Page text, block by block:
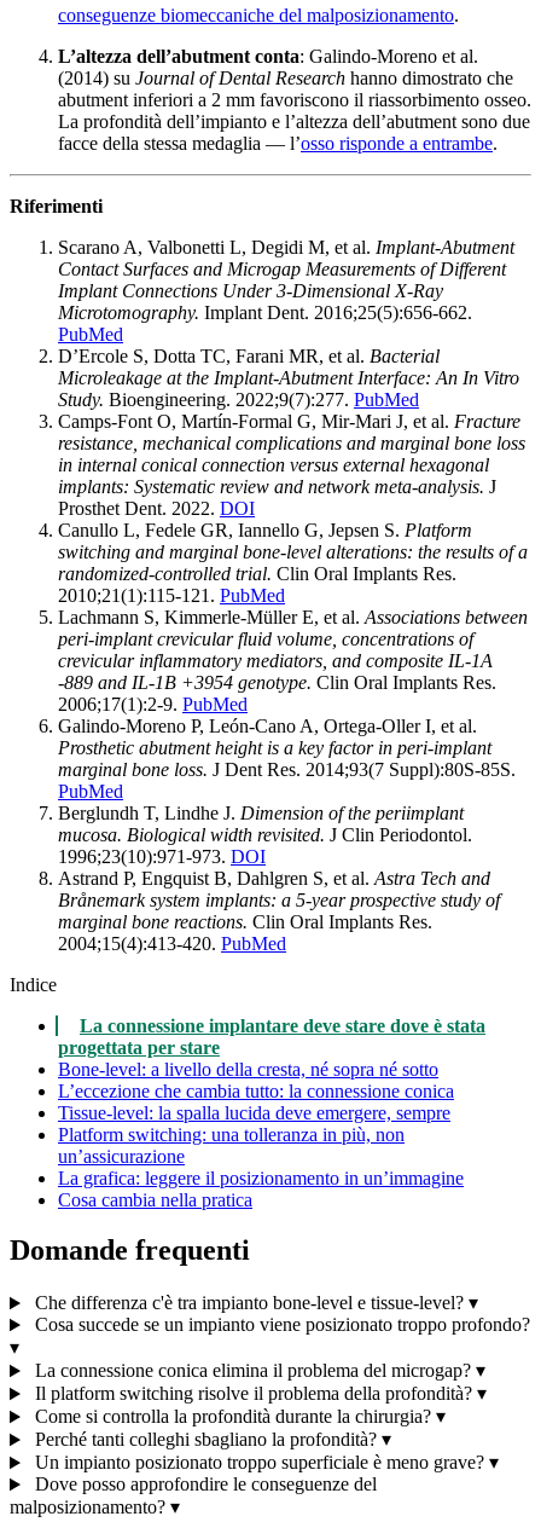
conseguenze biomeccaniche del malposizionamento.
L’altezza dell’abutment conta: Galindo-Moreno et al.
(2014) su Journal of Dental Research hanno dimostrato che
abutment inferiori a 2 mm favoriscono il riassorbimento osseo.
La profondità dell’impianto e l’altezza dell’abutment sono due
facce della stessa medaglia — l’osso risponde a entrambe.
Riferimenti
Scarano A, Valbonetti L, Degidi M, et al. Implant-Abutment
Contact Surfaces and Microgap Measurements of Different
Implant Connections Under 3-Dimensional X-Ray
Microtomography. Implant Dent. 2016;25(5):656-662.
PubMed
D’Ercole S, Dotta TC, Farani MR, et al. Bacterial
Microleakage at the Implant-Abutment Interface: An In Vitro
Study. Bioengineering. 2022;9(7):277. PubMed
Camps-Font O, Martín-Formal G, Mir-Mari J, et al. Fracture
resistance, mechanical complications and marginal bone loss
in internal conical connection versus external hexagonal
implants: Systematic review and network meta-analysis. J
Prosthet Dent. 2022. DOI
Canullo L, Fedele GR, Iannello G, Jepsen S. Platform
switching and marginal bone-level alterations: the results of a
randomized-controlled trial. Clin Oral Implants Res.
2010;21(1):115-121. PubMed
Lachmann S, Kimmerle-Müller E, et al. Associations between
peri-implant crevicular fluid volume, concentrations of
crevicular inflammatory mediators, and composite IL-1A
-889 and IL-1B +3954 genotype. Clin Oral Implants Res.
2006;17(1):2-9. PubMed
Galindo-Moreno P, León-Cano A, Ortega-Oller I, et al.
Prosthetic abutment height is a key factor in peri-implant
marginal bone loss. J Dent Res. 2014;93(7 Suppl):80S-85S.
PubMed
Berglundh T, Lindhe J. Dimension of the periimplant
mucosa. Biological width revisited. J Clin Periodontol.
1996;23(10):971-973. DOI
Astrand P, Engquist B, Dahlgren S, et al. Astra Tech and
Brånemark system implants: a 5-year prospective study of
marginal bone reactions. Clin Oral Implants Res.
2004;15(4):413-420. PubMed
Indice
La connessione implantare deve stare dove è stata
progettata per stare
Bone-level: a livello della cresta, né sopra né sotto
L’eccezione che cambia tutto: la connessione conica
Tissue-level: la spalla lucida deve emergere, sempre
Platform switching: una tolleranza in più, non
un’assicurazione
La grafica: leggere il posizionamento in un’immagine
Cosa cambia nella pratica
Domande frequenti
Che differenza c'è tra impianto bone-level e tissue-level? ▾
Cosa succede se un impianto viene posizionato troppo profondo?
▾
La connessione conica elimina il problema del microgap? ▾
Il platform switching risolve il problema della profondità? ▾
Come si controlla la profondità durante la chirurgia? ▾
Perché tanti colleghi sbagliano la profondità? ▾
Un impianto posizionato troppo superficiale è meno grave? ▾
Dove posso approfondire le conseguenze del
malposizionamento? ▾